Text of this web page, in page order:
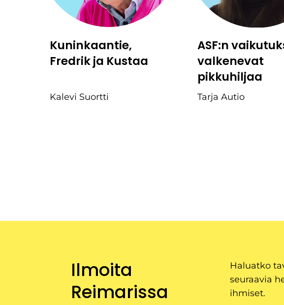
Kuninkaantie,
Fredrik ja Kustaa
Kalevi Suortti
ASF:n
valkenevat
pikkuhiljaa
Tarja Autio
Ilmoita
Reimarissa
Haluatko
seuraavia
ihmiset.